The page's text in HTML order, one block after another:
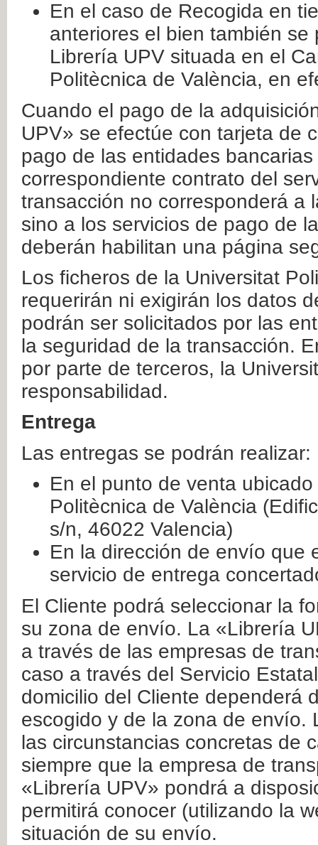
En el caso de Recogida en
anteriores el bien también
Librería UPV situada en el
Politècnica de València, en
Cuando el pago de la
UPV» se efectúe con tarjeta de
pago de las entidades
correspondiente contrato del
transacción no corresponderá a
sino a los servicios de pago de
deberán habilitan una página
Los ficheros de la Universitat
requerirán ni exigirán los datos
podrán ser solicitados por las
la seguridad de la transacción.
por parte de terceros, la
responsabilidad.
Entrega
Las entregas se podrán realizar:
En el punto de venta
Politècnica de València
s/n, 46022 Valencia)
En la dirección de envío que
servicio de entrega
El Cliente podrá seleccionar la
su zona de envío. La «Librería
a través de las empresas de
caso a través del Servicio
domicilio del Cliente dependerá
escogido y de la zona de envío.
las circunstancias concretas de
siempre que la empresa de
«Librería UPV» pondrá a
permitirá conocer (utilizando la
situación de su envío.